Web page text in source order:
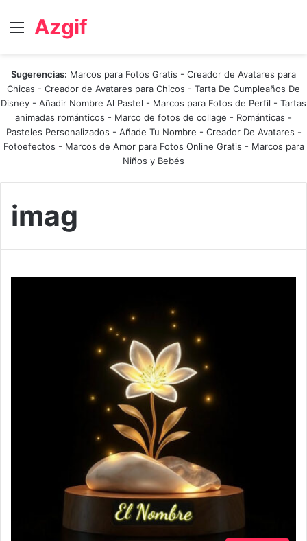
Menú
Azgif
Sugerencias: Marcos para Fotos Gratis - Creador de Avatares para
Chicas - Creador de Avatares para Chicos - Tarta De Cumpleaños De
Disney - Añadir Nombre Al Pastel - Marcos para Fotos de Perfil - Tartas
animadas románticos - Marco de fotos de collage - Románticas -
Pasteles Personalizados - Añade Tu Nombre - Creador De Avatares -
Fotoefectos - Marcos de Amor para Fotos Online Gratis - Marcos para
Niños y Bebés
imag